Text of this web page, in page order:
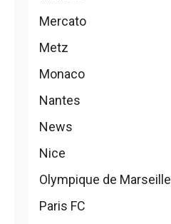
Mercato
Metz
Monaco
Nantes
News
Nice
Olympique de Marseille
Paris FC